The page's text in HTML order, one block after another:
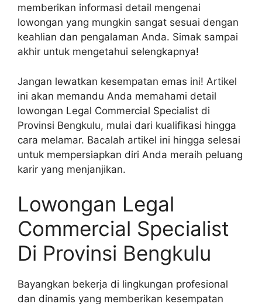
memberikan informasi detail mengenai
lowongan yang mungkin sangat sesuai dengan
keahlian dan pengalaman Anda. Simak sampai
akhir untuk mengetahui selengkapnya!
Jangan lewatkan kesempatan emas ini! Artikel
ini akan memandu Anda memahami detail
lowongan Legal Commercial Specialist di
Provinsi Bengkulu, mulai dari kualifikasi hingga
cara melamar. Bacalah artikel ini hingga selesai
untuk mempersiapkan diri Anda meraih peluang
karir yang menjanjikan.
Lowongan Legal
Commercial Specialist
Di Provinsi Bengkulu
Bayangkan bekerja di lingkungan profesional
dan dinamis yang memberikan kesempatan